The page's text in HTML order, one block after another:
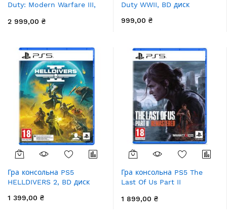
Duty: Modern Warfare III,
2 999,00 ₴
Duty WWII, BD диск
999,00 ₴
Гра консольна PS5
HELLDIVERS 2, BD диск
1 399,00 ₴
Гра консольна PS5 The
Last Of Us Part II
1 899,00 ₴